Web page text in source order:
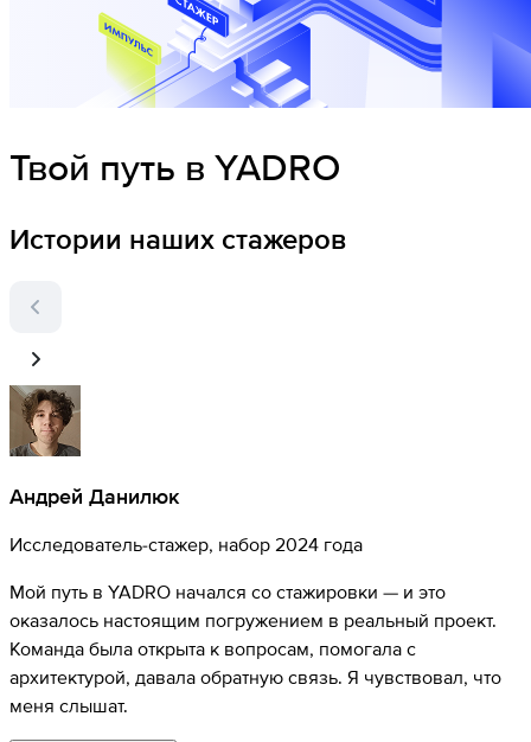
Твой путь в YADRO
Истории наших стажеров
Андрей Данилюк
Исследователь-стажер, набор 2024 года
Мой путь в YADRO начался со стажировки — и это
оказалось настоящим погружением в реальный проект.
Команда была открыта к вопросам, помогала с
архитектурой, давала обратную связь. Я чувствовал, что
меня слышат.